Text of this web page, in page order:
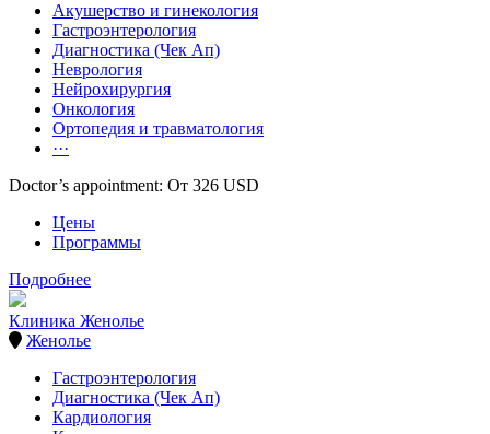
Акушерство и гинекология
Гастроэнтерология
Диагностика (Чек Ап)
Неврология
Нейрохирургия
Онкология
Ортопедия и травматология
···
Doctor’s appointment: От 326 USD
Цены
Программы
Подробнее
Клиника Женолье
Женолье
Гастроэнтерология
Диагностика (Чек Ап)
Кардиология